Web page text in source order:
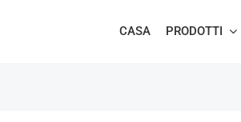
CASA PRODOTTI